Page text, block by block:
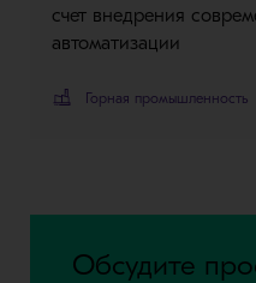
счет внедрения
автоматизации
Горная промышленность
Обсудите